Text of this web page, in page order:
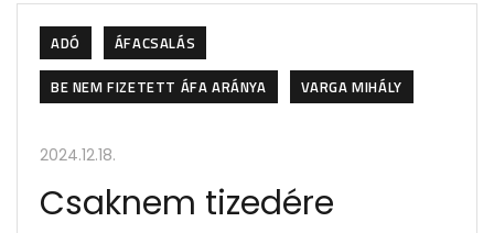
ADÓ
ÁFACSALÁS
BE NEM FIZETETT ÁFA ARÁNYA
VARGA MIHÁLY
2024.12.18.
Csaknem tizedére